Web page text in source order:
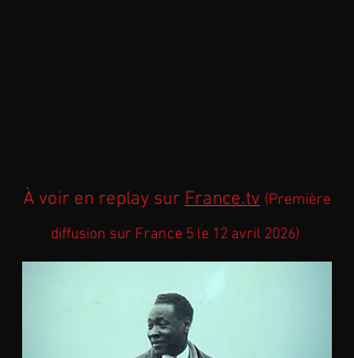
À voir en replay sur France.tv (Première
diffusion sur France 5 le 12 avril 2026)